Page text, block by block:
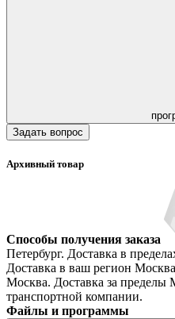
Задать вопрос
Архивный товар
Способы получения заказа
Петербург. Доставка в
Доставка в ваш регион
Москва. Доставка за
транспортной компании.
Файлы и программы